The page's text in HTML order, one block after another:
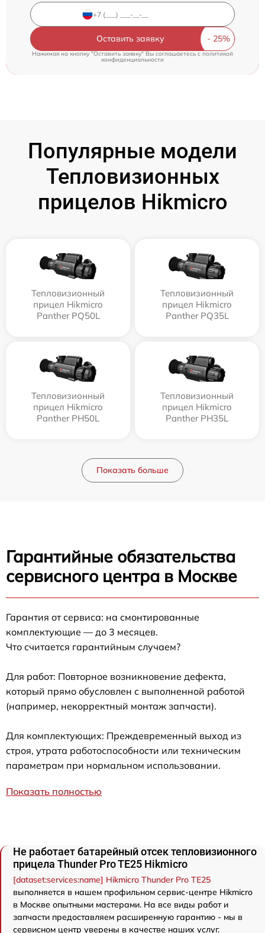
Оставить заявку
Нажимая на кнопку "Оставить заявку" Вы соглашаетесь c политикой
конфиденциальности
Популярные модели
Тепловизионных
прицелов Hikmicro
Тепловизионный
прицел Hikmicro
Panther PQ50L
Тепловизионный
прицел Hikmicro
Panther PQ35L
Тепловизионный
прицел Hikmicro
Panther PH50L
Тепловизионный
прицел Hikmicro
Panther PH35L
Показать больше
Гарантийные обязательства
сервисного центра в Москве
Гарантия от сервиса: на смонтированные
комплектующие — до 3 месяцев.
Что считается гарантийным случаем?
Для работ: Повторное возникновение дефекта,
который прямо обусловлен с выполненной работой
(например, некорректный монтаж запчасти).
Для комплектующих: Преждевременный выход из
строя, утрата работоспособности или техническим
параметрам при нормальном использовании.
Показать полностью
Не работает батарейный отсек тепловизионного
прицела Thunder Pro TE25 Hikmicro
[dataset:services:name] Hikmicro Thunder Pro TE25
выполняется в нашем профильном сервис-центре Hikmicro
в Москве опытными мастерами. На все виды работ и
запчасти предоставляем расширенную гарантию - мы в
сервисном центр уверены в качестве наших услуг.